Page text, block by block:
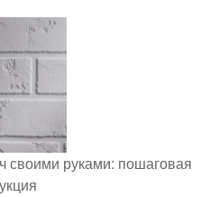
своими руками: пошаговая